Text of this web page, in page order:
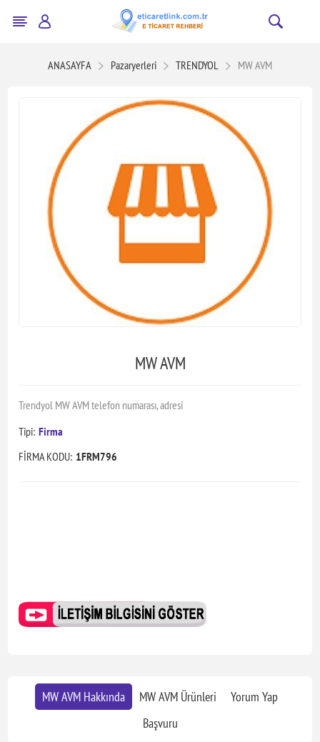
ANASAYFA Pazaryerleri TRENDYOL MW AVM
MW AVM
Trendyol MW AVM telefon numarası, adresi
Tipi: Firma
FİRMA KODU: 1FRM796
MW AVM Hakkında MW AVM Ürünleri
Yorum Yap
Başvuru